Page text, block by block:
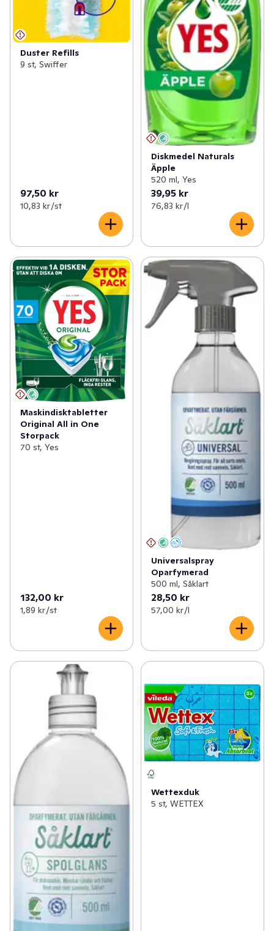
Duster Refills
9 st, Swiffer
97,50 kr
10,83 kr /st
Diskmedel Naturals
Äpple
520 ml, Yes
39,95 kr
76,83 kr /l
Maskindisktabletter
Original All in One
Storpack
70 st, Yes
132,00 kr
1,89 kr /st
Universalspray
Oparfymerad
500 ml, Såklart
28,50 kr
57,00 kr /l
Wettexduk
5 st, WETTEX